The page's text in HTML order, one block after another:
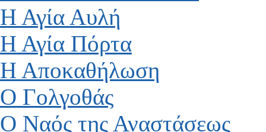
Η Αγία Αυλή
Η Αγία Πόρτα
Η Αποκαθήλωση
Ο Γολγοθάς
Ο Ναός της Αναστάσεως